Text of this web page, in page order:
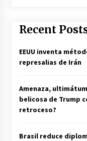
Recent
EEUU inventa
represalias de Irán
Amenaza,
belicosa de Trump
retroceso?
Brasil reduce